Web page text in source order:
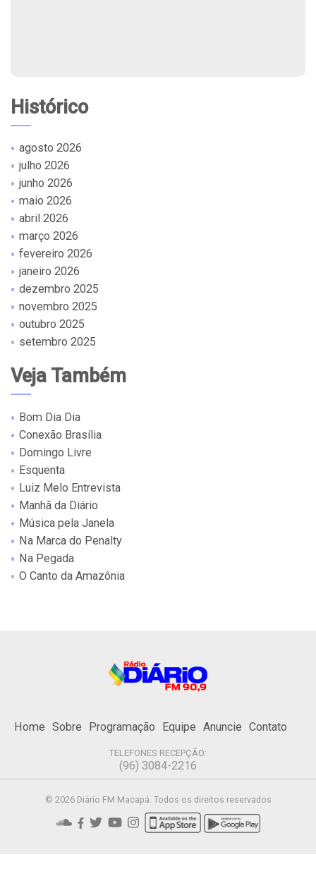
Histórico
agosto 2026
julho 2026
junho 2026
maio 2026
abril 2026
março 2026
fevereiro 2026
janeiro 2026
dezembro 2025
novembro 2025
outubro 2025
setembro 2025
Veja Também
Bom Dia Dia
Conexão Brasília
Domingo Livre
Esquenta
Luiz Melo Entrevista
Manhã da Diário
Música pela Janela
Na Marca do Penalty
Na Pegada
O Canto da Amazônia
Home Sobre Programação Equipe Anuncie Contato
TELEFONES RECEPÇÃO:
(96) 3084-2216
© 2026 Diário FM Macapá. Todos os direitos reservados